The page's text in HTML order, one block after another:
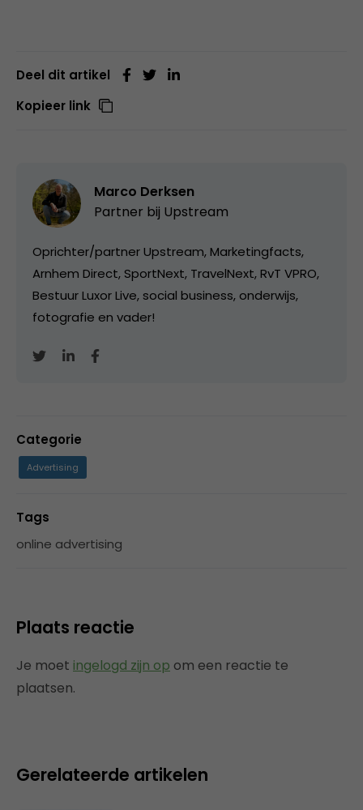
Deel dit artikel
Kopieer link
Marco Derksen
Partner bij Upstream
Oprichter/partner Upstream, Marketingfacts,
Arnhem Direct, SportNext, TravelNext, RvT VPRO,
Bestuur Luxor Live, social business, onderwijs,
fotografie en vader!
Categorie
Advertising
Tags
online advertising
Plaats reactie
Je moet ingelogd zijn op om een reactie te
plaatsen.
Gerelateerde artikelen